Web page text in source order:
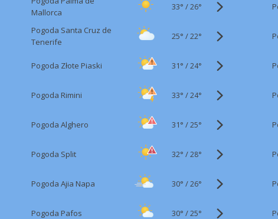
Mallorca
33° /26°
Pogoda Santa Cruz de
Tenerife
25° /22°
Pogoda Złote Piaski 31° /24°
Pogoda Rimini 33° /24°
Pogoda Alghero 31° /25°
Pogoda Split 32° /28°
Pogoda Ajia Napa 30° /26°
Pogoda Pafos 30° /25°